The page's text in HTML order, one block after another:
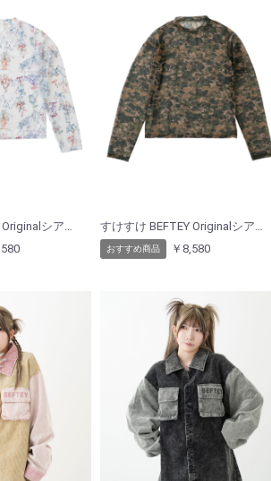
おすすめ商品 ￥8,580